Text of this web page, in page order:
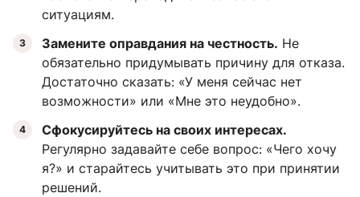
ситуациям.
Замените оправдания на честность. Не
обязательно придумывать причину для отказа.
Достаточно сказать: «У меня сейчас нет
возможности» или «Мне это неудобно».
Сфокусируйтесь на своих интересах.
Регулярно задавайте себе вопрос: «Чего хочу
я?» и старайтесь учитывать это при принятии
решений.